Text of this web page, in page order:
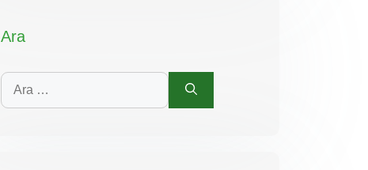
Ara
için
ara